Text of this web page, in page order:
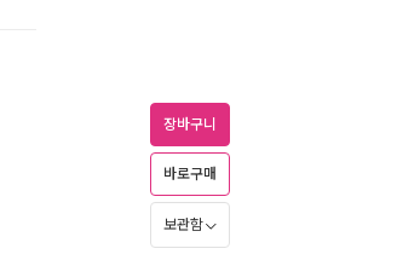
장바구니
바로구매
보관함